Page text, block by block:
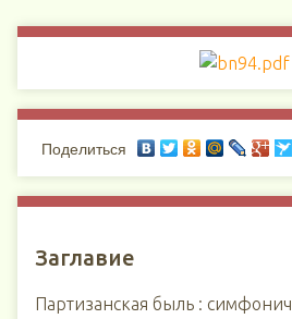
Поделиться
Заглавие
Партизанская быль :